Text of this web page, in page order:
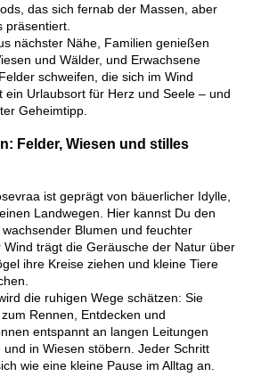
das sich fernab der Massen, aber
präsentiert.
nächster Nähe, Familien genießen
und Wälder, und Erwachsene
schweifen, die sich im Wind
ein Urlaubsort für Herz und Seele – und
Geheimtipp.
Felder, Wiesen und stilles
ist geprägt von bäuerlicher Idylle,
Landwegen. Hier kannst Du den
Blumen und feuchter
trägt die Geräusche der Natur über
ihre Kreise ziehen und kleine Tiere
die ruhigen Wege schätzen: Sie
Rennen, Entdecken und
entspannt an langen Leitungen
in Wiesen stöbern. Jeder Schritt
wie eine kleine Pause im Alltag an.